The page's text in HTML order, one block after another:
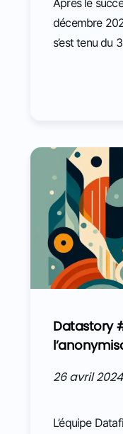
décembre
s’est tenu du
l’égide
projet Data
l’Ouest et
Datastory
26 avril 2024
L’équipe